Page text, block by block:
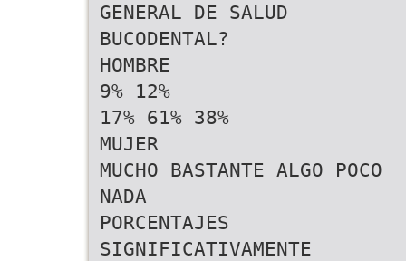
GENERAL DE SALUD
BUCODENTAL?
HOMBRE
9% 12%
17% 61% 38%
MUJER
MUCHO BASTANTE ALGO POCO
NADA
PORCENTAJES
SIGNIFICATIVAMENTE